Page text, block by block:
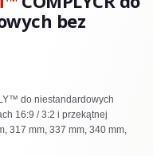
bez
do niestandardowych
16:9 / 3:2 i przekątnej
317 mm, 337 mm, 340 mm,